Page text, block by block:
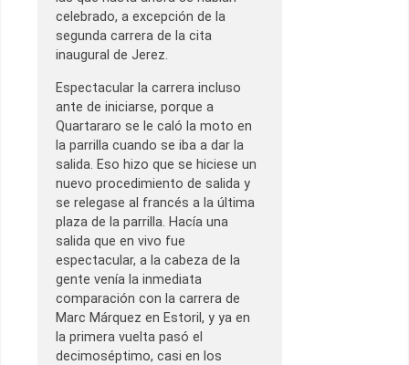
celebrado, a excepción de la
segunda carrera de la cita
inaugural de Jerez.
Espectacular la carrera incluso
ante de iniciarse, porque a
Quartararo se le caló la moto en
la parrilla cuando se iba a dar la
salida. Eso hizo que se hiciese un
nuevo procedimiento de salida y
se relegase al francés a la última
plaza de la parrilla. Hacía una
salida que en vivo fue
espectacular, a la cabeza de la
gente venía la inmediata
comparación con la carrera de
Marc Márquez en Estoril, y ya en
la primera vuelta pasó el
decimoséptimo, casi en los